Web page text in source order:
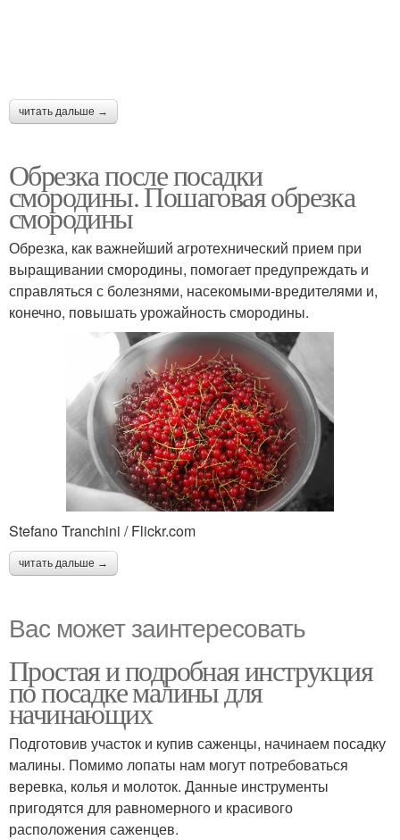
читать дальше →
Обрезка после посадки
смородины. Пошаговая обрезка
смородины
Обрезка, как важнейший агротехнический прием при
выращивании смородины, помогает предупреждать и
справляться с болезнями, насекомыми-вредителями и,
конечно, повышать урожайность смородины.
Stefano Tranchini / Flickr.com
читать дальше →
Вас может заинтересовать
Простая и подробная инструкция
по посадке малины для
начинающих
Подготовив участок и купив саженцы, начинаем посадку
малины. Помимо лопаты нам могут потребоваться
веревка, колья и молоток. Данные инструменты
пригодятся для равномерного и красивого
расположения саженцев.